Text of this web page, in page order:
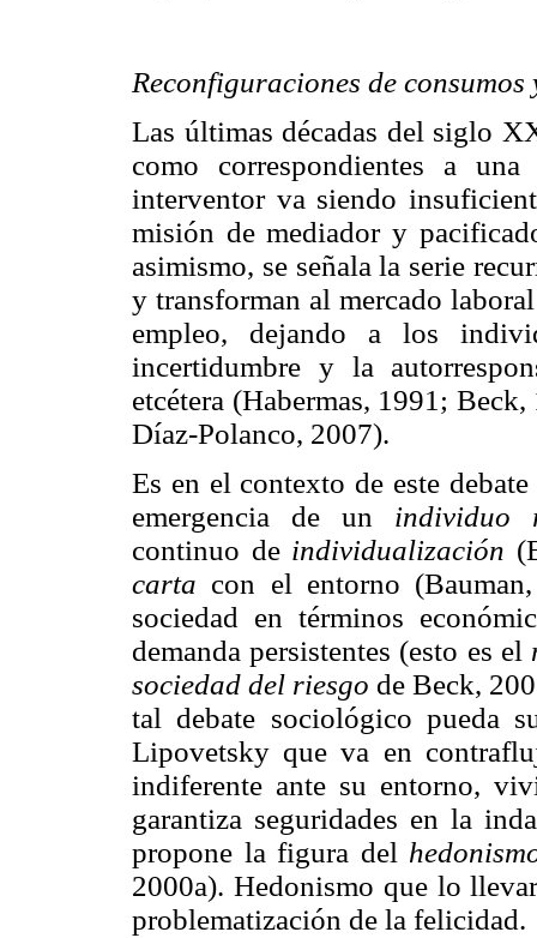
Reconfiguraciones de
Las últimas décadas del siglo
como correspondientes a
interventor va siendo
misión de mediador y
asimismo, se señala la serie
y transforman al mercado
empleo, dejando a los
incertidumbre y la
etcétera (Habermas, 1991;
Díaz-Polanco, 2007).
Es en el contexto de este
emergencia de un individuo
continuo de individualización
carta con el entorno
sociedad en términos
demanda persistentes (esto es el
sociedad del riesgo de Beck,
tal debate sociológico pueda
Lipovetsky que va en
indiferente ante su entorno,
garantiza seguridades en la
propone la figura del
2000a). Hedonismo que lo
problematización de la felicidad.